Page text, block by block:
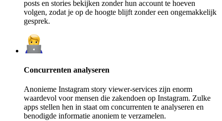
posts en stories bekijken zonder hun account te hoeven
volgen, zodat je op de hoogte blijft zonder een ongemakkelijk
gesprek.
Concurrenten analyseren
Anonieme Instagram story viewer-services zijn enorm
waardevol voor mensen die zakendoen op Instagram. Zulke
apps stellen hen in staat om concurrenten te analyseren en
benodigde informatie anoniem te verzamelen.